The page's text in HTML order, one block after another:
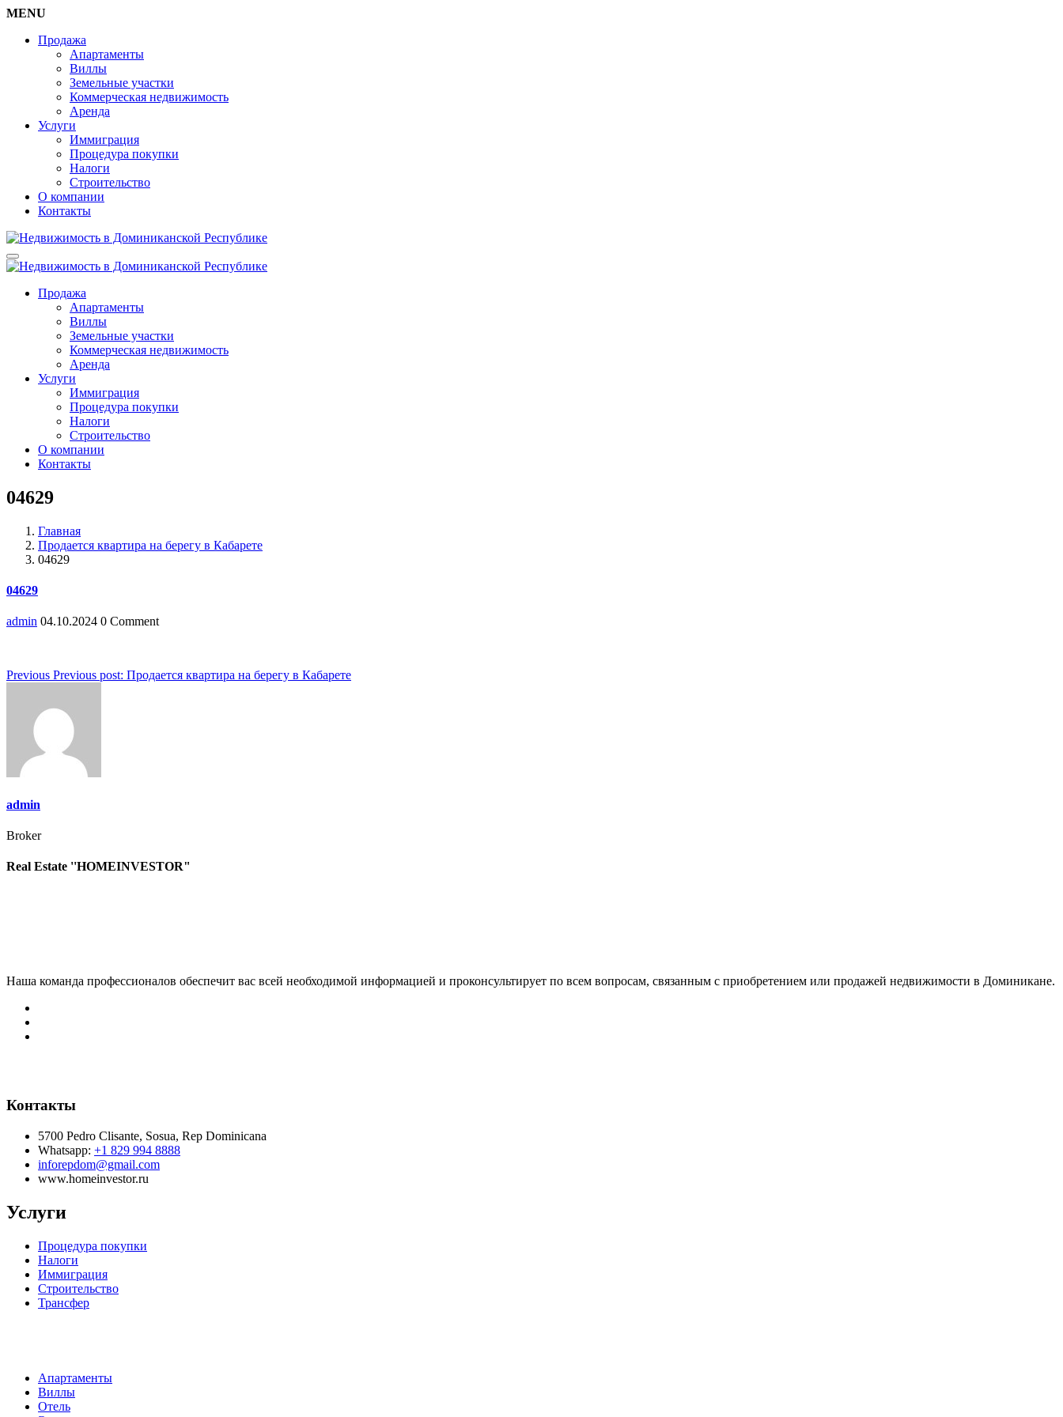
MENU
Продажа
Апартаменты
Виллы
Земельные участки
Коммерческая недвижимость
Аренда
Услуги
Иммиграция
Процедура покупки
Налоги
Строительство
О компании
Контакты
Продажа
Апартаменты
Виллы
Земельные участки
Коммерческая недвижимость
Аренда
Услуги
Иммиграция
Процедура покупки
Налоги
Строительство
О компании
Контакты
04629
Главная
Продается квартира на берегу в Кабарете
04629
04629
admin 04.10.2024 0 Comment
Навигация
записям
Previous Previous post: Продается квартира на берегу в Кабарете
admin
Broker
Real Estate ''HOMEINVESTOR"
Наша команда профессионалов обеспечит вас всей необходимой информацией и проконсультирует по всем вопросам, связанным с приобретением или продажей недвижимости в Доминикане.
Контакты
5700 Pedro Clisante, Sosua, Rep Dominicana
Whatsapp: +1 829 994 8888
inforepdom@gmail.com
www.homeinvestor.ru
Услуги
Процедура покупки
Налоги
Иммиграция
Строительство
Трансфер
Апартаменты
Виллы
Отель